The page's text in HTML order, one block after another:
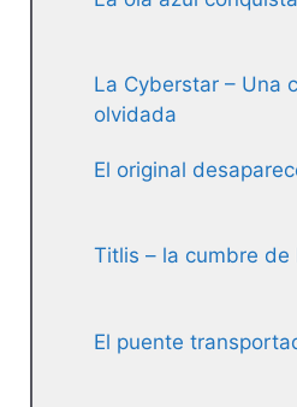
La Cyberstar – Una
olvidada
El original
Titlis – la cumbre de
El puente